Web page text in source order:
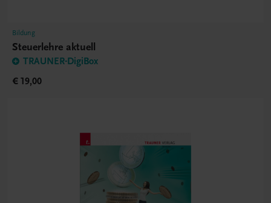
Bildung
Steuerlehre aktuell
TRAUNER-DigiBox
€ 19,00